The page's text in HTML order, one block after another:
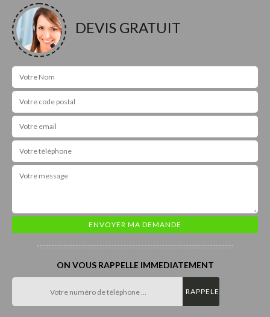
DEVIS GRATUIT
ON VOUS RAPPELLE IMMEDIATEMENT